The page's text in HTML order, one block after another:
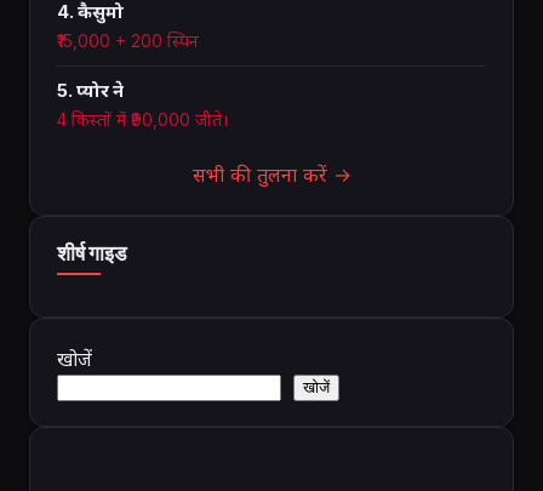
4. कैसुमो
₹15,000 + 200 स्पिन
5. प्योर ने
4 किस्तों में ₹90,000 जीते।
सभी की तुलना करें →
शीर्ष गाइड
खोजें
खोजें